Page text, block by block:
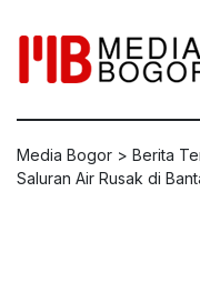
Media Bogor > Berita
Saluran Air Rusak di